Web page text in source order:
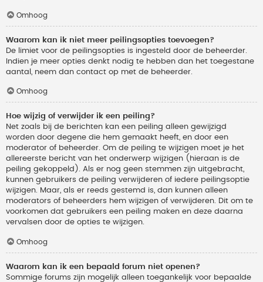
Omhoog
Waarom kan ik niet meer peilingsopties toevoegen?
De limiet voor de peilingsopties is ingesteld door de beheerder.
Indien je meer opties denkt nodig te hebben dan het toegestane
aantal, neem dan contact op met de beheerder.
Omhoog
Hoe wijzig of verwijder ik een peiling?
Net zoals bij de berichten kan een peiling alleen gewijzigd
worden door degene die hem gemaakt heeft, en door een
moderator of beheerder. Om de peiling te wijzigen moet je het
allereerste bericht van het onderwerp wijzigen (hieraan is de
peiling gekoppeld). Als er nog geen stemmen zijn uitgebracht,
kunnen gebruikers de peiling verwijderen of iedere peilingsoptie
wijzigen. Maar, als er reeds gestemd is, dan kunnen alleen
moderators of beheerders hem wijzigen of verwijderen. Dit om te
voorkomen dat gebruikers een peiling maken en deze daarna
vervalsen door de opties te wijzigen.
Omhoog
Waarom kan ik een bepaald forum niet openen?
Sommige forums zijn mogelijk alleen toegankelijk voor bepaalde